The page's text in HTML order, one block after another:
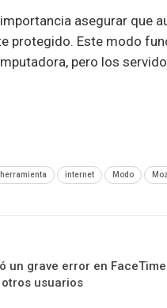
asegurar que
protegido. Este modo
pero los
herramienta internet Modo
un grave error en FaceTime
usuarios